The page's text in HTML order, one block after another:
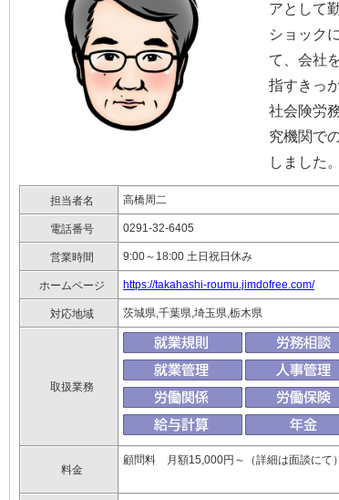
アとして
ショック
て、会社
指すきっ
社会険労
究機関で
しました。
担当者名 高橋周二
電話番号 0291-32-6405
営業時間 9:00～18:00 土日祝日休み
ホームページ https://takahashi-roumu.jimdofree.com/
対応地域 茨城県,千葉県,埼玉県,栃木県
取扱業務
料金
顧問料 月額15,000円～（詳細は面談にて）